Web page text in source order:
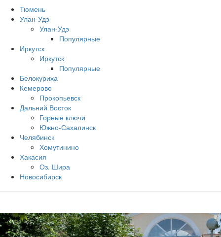
Тюмень
Улан-Удэ
Улан-Удэ
Популярные
Иркутск
Иркутск
Популярные
Белокуриха
Кемерово
Прокопьевск
Дальний Восток
Горные ключи
Южно‐Сахалинск
Челябинск
Хомутинино
Хакасия
Оз. Шира
Новосибирск